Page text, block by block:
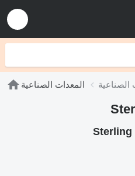
المعدات الصناعية